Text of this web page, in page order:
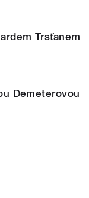
Trsťanem
Demeterovou